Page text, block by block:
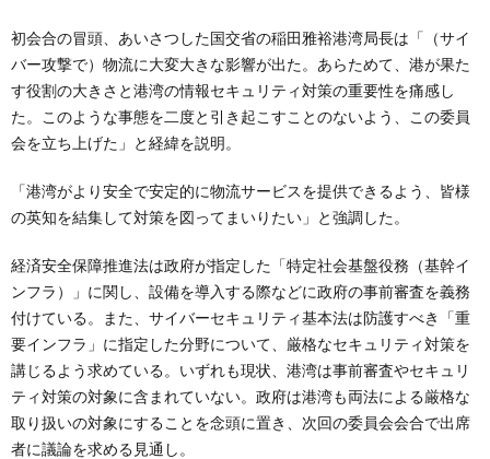
初会合の冒頭、あいさつした国交省の稲田雅裕港湾局長は「（サイ
バー攻撃で）物流に大変大きな影響が出た。あらためて、港が果た
す役割の大きさと港湾の情報セキュリティ対策の重要性を痛感し
た。このような事態を二度と引き起こすことのないよう、この委員
会を立ち上げた」と経緯を説明。
「港湾がより安全で安定的に物流サービスを提供できるよう、皆様
の英知を結集して対策を図ってまいりたい」と強調した。
経済安全保障推進法は政府が指定した「特定社会基盤役務（基幹イ
ンフラ）」に関し、設備を導入する際などに政府の事前審査を義務
付けている。また、サイバーセキュリティ基本法は防護すべき「重
要インフラ」に指定した分野について、厳格なセキュリティ対策を
講じるよう求めている。いずれも現状、港湾は事前審査やセキュリ
ティ対策の対象に含まれていない。政府は港湾も両法による厳格な
取り扱いの対象にすることを念頭に置き、次回の委員会会合で出席
者に議論を求める見通し。